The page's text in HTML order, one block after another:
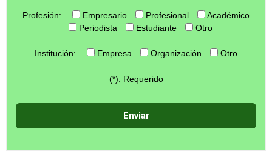
Profesión: Empresario Profesional
Académico
Periodista
Estudiante Otro
Institución: Empresa Organización Otro
(*): Requerido